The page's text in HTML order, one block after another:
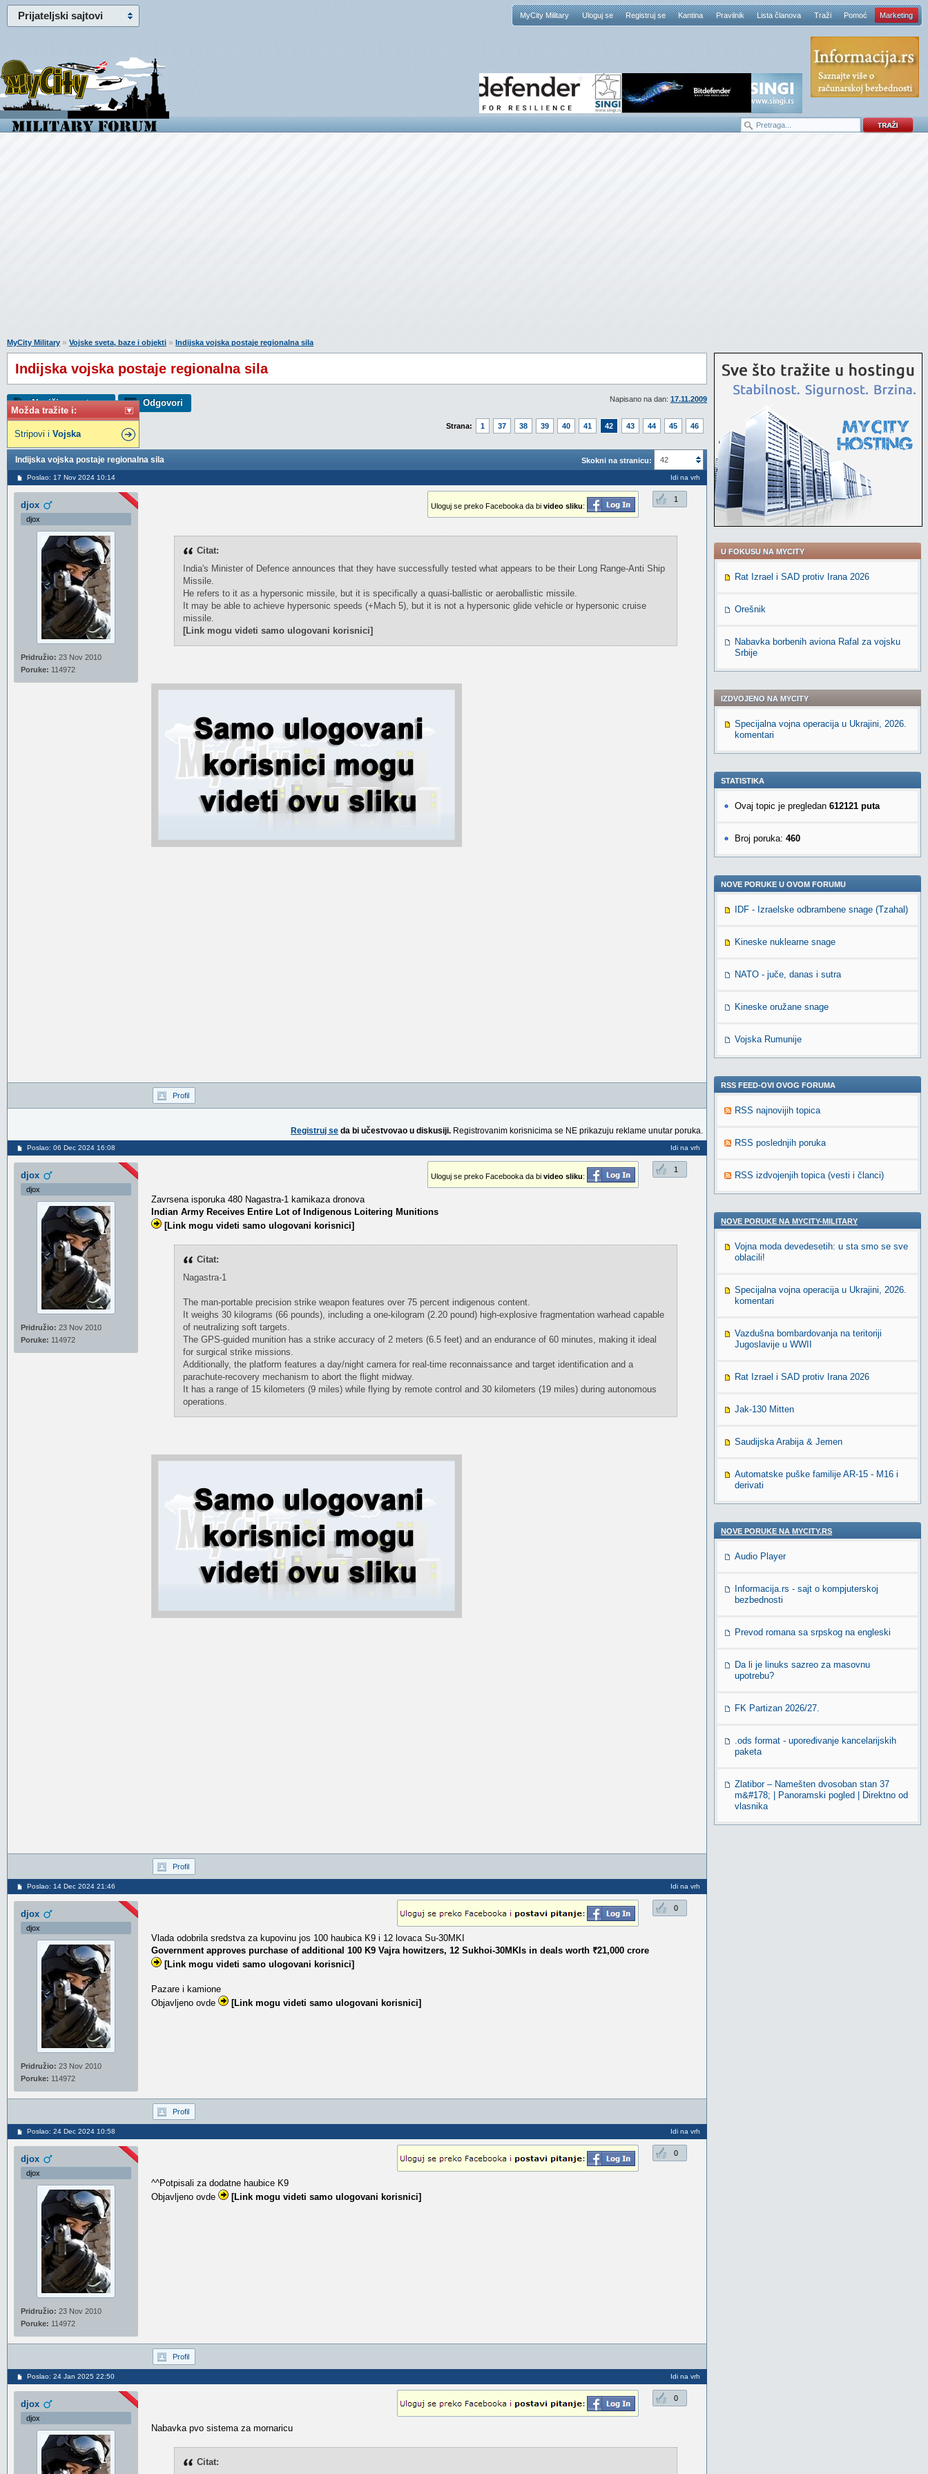
Prijateljski sajtovi MyCity Military Uloguj se Registruj se Kantina Pravilnik Lista članova Traži Pomoć Marketing
Možda tražite i:
Stripovi i Vojska
MyCity Military » Vojske sveta, baze i objekti » Indijska vojska postaje regionalna sila
Indijska vojska postaje regionalna sila
Napisano na dan: 17.11.2009
Napiši novu temu Odgovori
Strana: 1 37 38 39 40 41 42 43 44 45 46
Skokni na stranicu: 42
Indijska vojska postaje regionalna sila
Poslao: 17 Nov 2024 10:14 Idi na vrh
djox
djox
Pridružio: 23 Nov 2010
Poruke: 114972
1
Uloguj se preko Facebooka da bi video sliku:
Citat:
India's Minister of Defence announces that they have successfully tested what appears to be their Long Range-Anti Ship
Missile.
He refers to it as a hypersonic missile, but it is specifically a quasi-ballistic or aeroballistic missile.
It may be able to achieve hypersonic speeds (+Mach 5), but it is not a hypersonic glide vehicle or hypersonic cruise
missile.
[Link mogu videti samo ulogovani korisnici]
Profil
Registruj se da bi učestvovao u diskusiji. Registrovanim korisnicima se NE prikazuju reklame unutar poruka.
Poslao: 06 Dec 2024 16:08 Idi na vrh
djox
djox
Pridružio: 23 Nov 2010
Poruke: 114972
1
Uloguj se preko Facebooka da bi video sliku:
Zavrsena isporuka 480 Nagastra-1 kamikaza dronova
Indian Army Receives Entire Lot of Indigenous Loitering Munitions
[Link mogu videti samo ulogovani korisnici]
Citat:
Nagastra-1
The man-portable precision strike weapon features over 75 percent indigenous content.
It weighs 30 kilograms (66 pounds), including a one-kilogram (2.20 pound) high-explosive fragmentation warhead capable
of neutralizing soft targets.
The GPS-guided munition has a strike accuracy of 2 meters (6.5 feet) and an endurance of 60 minutes, making it ideal
for surgical strike missions.
Additionally, the platform features a day/night camera for real-time reconnaissance and target identification and a
parachute-recovery mechanism to abort the flight midway.
It has a range of 15 kilometers (9 miles) while flying by remote control and 30 kilometers (19 miles) during autonomous
operations.
Profil
Poslao: 14 Dec 2024 21:46 Idi na vrh
djox
djox
Pridružio: 23 Nov 2010
Poruke: 114972
0
Vlada odobrila sredstva za kupovinu jos 100 haubica K9 i 12 lovaca Su-30MKI
Government approves purchase of additional 100 K9 Vajra howitzers, 12 Sukhoi-30MKIs in deals worth ₹21,000 crore
[Link mogu videti samo ulogovani korisnici]
Pazare i kamione
Objavljeno ovde
[Link mogu videti samo ulogovani korisnici]
Profil
Poslao: 24 Dec 2024 10:58 Idi na vrh
djox
djox
Pridružio: 23 Nov 2010
Poruke: 114972
0
^^Potpisali za dodatne haubice K9
Objavljeno ovde
[Link mogu videti samo ulogovani korisnici]
Profil
Poslao: 24 Jan 2025 22:50 Idi na vrh
djox
djox
0
Nabavka pvo sistema za mornaricu
Citat:
U FOKUSU NA MYCITY
Rat Izrael i SAD protiv Irana 2026
Orešnik
Nabavka borbenih aviona Rafal za vojsku
Srbije
IZDVOJENO NA MYCITY
Specijalna vojna operacija u Ukrajini, 2026.
komentari
STATISTIKA
Ovaj topic je pregledan 612121 puta
Broj poruka: 460
NOVE PORUKE U OVOM FORUMU
IDF - Izraelske odbrambene snage (Tzahal)
Kineske nuklearne snage
NATO - juče, danas i sutra
Kineske oružane snage
Vojska Rumunije
RSS FEED-OVI OVOG FORUMA
RSS najnovijih topica
RSS poslednjih poruka
RSS izdvojenjih topica (vesti i članci)
NOVE PORUKE NA MYCITY-MILITARY
Vojna moda devedesetih: u sta smo se sve
oblacili!
Specijalna vojna operacija u Ukrajini, 2026.
komentari
Vazdušna bombardovanja na teritoriji
Jugoslavije u WWII
Rat Izrael i SAD protiv Irana 2026
Jak-130 Mitten
Saudijska Arabija & Jemen
Automatske puške familije AR-15 - M16 i
derivati
NOVE PORUKE NA MYCITY.RS
Audio Player
Informacija.rs - sajt o kompjuterskoj
bezbednosti
Prevod romana sa srpskog na engleski
Da li je linuks sazreo za masovnu
upotrebu?
FK Partizan 2026/27.
.ods format - upoređivanje kancelarijskih
paketa
Zlatibor – Namešten dvosoban stan 37
m&#178; | Panoramski pogled | Direktno od
vlasnika